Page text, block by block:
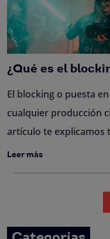
¿Qué es el
El blocking o puesta
cualquier producción
artículo te explicamos
Leer más